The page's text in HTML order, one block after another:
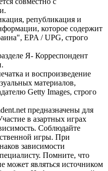
републикация и
которое содержит
EPA / UPG, строго
Я- Корреспондент
и воспроизведение
материалов,
Getty Images, строго
предназначены для
в азартных играх
Соблюдайте
игры. При
зависимости
Помните, что
может являться источником